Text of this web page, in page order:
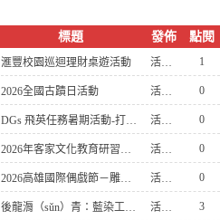
標題 發佈 點閱
滙豐校園巡迴理財桌遊活動 活動組長 1
2026全國古蹟日活動 活動組長 0
DGs 飛英任務暑期活動-打造永續城市藍圖 活動組長 0
2026年客家文化教育研習營隊 活動組長 0
2026高雄國際偶戲節－雕光見影全國皮影戲及創意影戲創作比賽暨表演比賽 活動組長 0
後龍漘（sǔn）青：藍染工藝與客家話語的當代轉譯 活動組長 3